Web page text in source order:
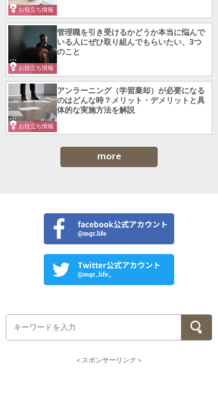
お役立ち情報
お役立ち情報
管理職を引き受けるかどうか本当に悩んで
いる人にぜひ取り組んでもらいたい、3つ
のこと
お役立ち情報
アンラーニング（学習棄却）が必要になる
のはどんな時？メリット・デメリットと具
体的な実施方法を解説
more
＜スポンサーリンク＞